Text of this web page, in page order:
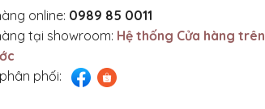
online: 0989 85 0011
tại showroom: Hệ thống Cửa hàng trên
phối: